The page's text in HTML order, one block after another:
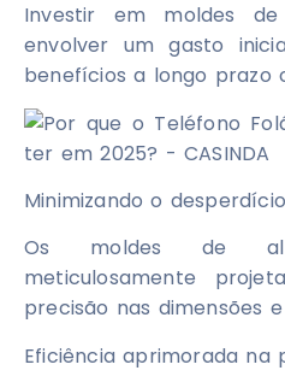
Investir em moldes
envolver um gasto
benefícios a longo prazo
Minimizando o
Os moldes de
meticulosamente
precisão nas dimensões
Eficiência aprimorada na